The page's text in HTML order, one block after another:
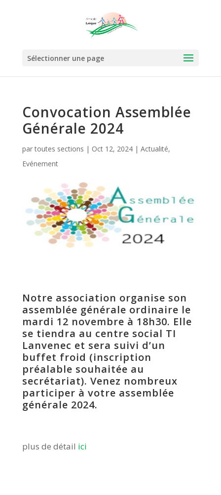
Sélectionner une page
Convocation Assemblée
Générale 2024
partoutes sections | Oct 12, 2024| Actualité,
Evénement
Notre association organise son
assemblée générale ordinaire le
mardi 12 novembre à 18h30. Elle
se tiendra au centre social TI
Lanvenec et sera suivi d’un
buffet froid (inscription
préalable souhaitée au
secrétariat). Venez nombreux
participer à votre assemblée
générale 2024.
plus de détail ici